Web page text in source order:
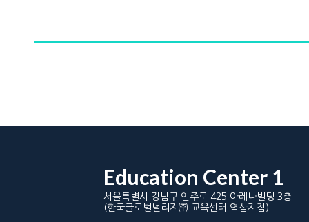
Education Center 1
서울특별시 강남구 언주로 425 아레나빌딩 3층
(한국글로벌널리지㈜ 교육센터 역삼지점)